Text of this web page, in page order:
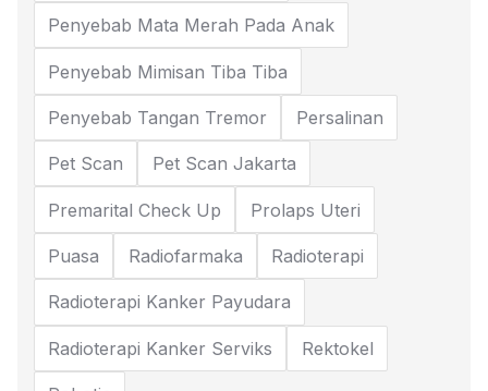
Penyebab Mata Merah Pada Anak
Penyebab Mimisan Tiba Tiba
Penyebab Tangan Tremor Persalinan
Pet Scan Pet Scan Jakarta
Premarital Check Up Prolaps Uteri
Puasa Radiofarmaka Radioterapi
Radioterapi Kanker Payudara
Radioterapi Kanker Serviks Rektokel